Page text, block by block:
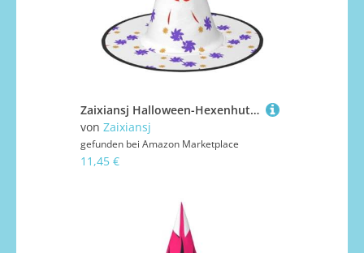
Zaixiansj Halloween-Hexenhut, 8-fach drehbarer Blumendruck, Kostüm, Kopfbedeckung, Erwachsene, gruseliger Hut, Festival-Kopfbedeckung
von Zaixiansj
gefunden bei Amazon Marketplace
11,45 €